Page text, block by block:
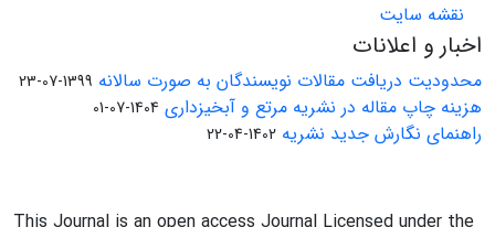
نقشه سایت
اخبار و اعلانات
محدودیت دریافت مقالات نویسندگان به صورت سالانه 1399-07-23
هزینه چاپ مقاله در نشریه مرتع و آبخیزداری 1404-07-01
راهنمای نگارش جدید نشریه 1402-04-22